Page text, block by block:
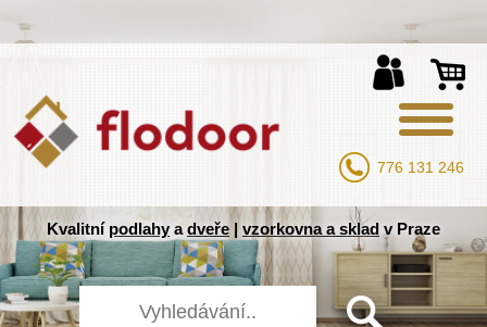
776 131 246
Kvalitní podlahyadveře| vzorkovna a sklad v Praze